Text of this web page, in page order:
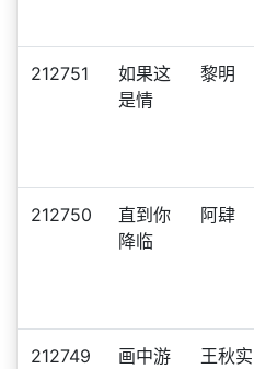
212751
如果这
是情
黎明
212750
直到你
降临
阿肆
212749 画中游 王秋实